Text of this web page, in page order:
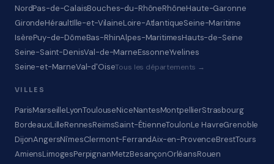
NordPas-de-CalaisBouches-du-RhôneRhôneHaute-Garonne
GirondeHéraultIlle-et-VilaineLoire-AtlantiqueSeine-Maritime
IsèrePuy-de-DômeBas-RhinAlpes-MaritimesHauts-de-Seine
Seine-Saint-DenisVal-de-MarneEssonneYvelines
Seine-et-MarneVal-d'OiseTous les départements →
VILLES
ParisMarseilleLyonToulouseNiceNantesMontpellierStrasbourg
BordeauxLilleRennesReimsSaint-ÉtienneToulonLe HavreGrenoble
DijonAngersNîmesClermont-FerrandAix-en-ProvenceBrestTours
AmiensLimogesPerpignanMetzBesançonOrléansRouen